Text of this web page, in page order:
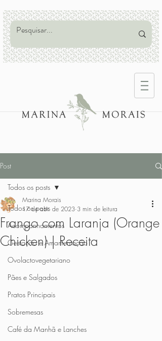
Post
Todos os posts
Acompanhamentos
Gestação e Amamentação
Ovolactovegetariano
Pães e Salgados
Pratos Principais
Sobremesas
Café da Manhã e Lanches
Todos os posts
Frango com Laranja (Orange
Chicken) | Receita
Marina Morais
17 de abr. de 2023 3 min de leitura